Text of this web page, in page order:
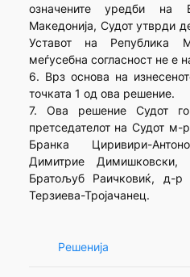
означените уредби на
Македонија, Судот утврди
Уставот на Република
меѓусебна согласност не е
6. Врз основа на
точката 1 од ова решение.
7. Ова решение Судот
претседателот на Судот
Бранка Циривири-
Димитрие
Братољуб Раичковиќ, д-
Терзиева-Тројачанец.
Решенија